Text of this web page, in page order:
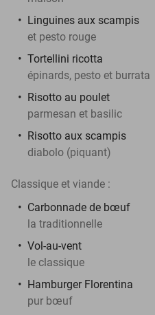
Linguines aux scampis
et pesto rouge
Tortellini ricotta
épinards, pesto et burrata
Risotto au poulet
parmesan et basilic
Risotto aux scampis
diabolo (piquant)
Classique et viande :
Carbonnade de bœuf
la traditionnelle
Vol-au-vent
le classique
Hamburger Florentina
pur bœuf